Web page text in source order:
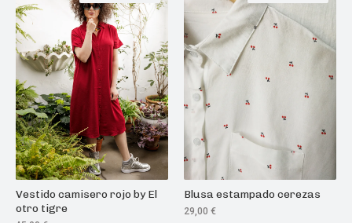
Vestido camisero rojo by El
otro tigre
Blusa estampado cerezas
29,00 €